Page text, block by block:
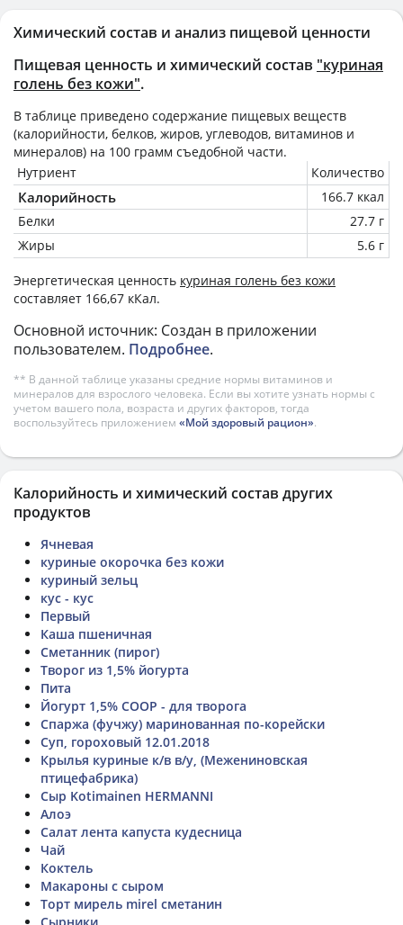
Химический состав и анализ пищевой ценности
Пищевая ценность и химический состав "куриная
голень без кожи".
В таблице приведено содержание пищевых веществ
(калорийности, белков, жиров, углеводов, витаминов и
минералов) на 100 грамм съедобной части.
Нутриент
Количество
Калорийность
166.7 ккал
Белки
27.7 г
Жиры
5.6 г
Энергетическая ценность куриная голень без кожи
составляет 166,67 кКал.
Основной источник: Создан в приложении
пользователем. Подробнее.
** В данной таблице указаны средние нормы витаминов и
минералов для взрослого человека. Если вы хотите узнать нормы с
учетом вашего пола, возраста и других факторов, тогда
воспользуйтесь приложением «Мой здоровый рацион».
Калорийность и химический состав других
продуктов
Ячневая
куриные окорочка без кожи
куриный зельц
кус - кус
Первый
Каша пшеничная
Сметанник (пирог)
Творог из 1,5% йогурта
Пита
Йогурт 1,5% СООР - для творога
Спаржа (фучжу) маринованная по-корейски
Суп, гороховый 12.01.2018
Крылья куриные к/в в/у, (Межениновская
птицефабрика)
Сыр Kotimainen HERMANNI
Алоэ
Салат лента капуста кудесница
Чай
Коктель
Макароны с сыром
Торт мирель mirel сметанин